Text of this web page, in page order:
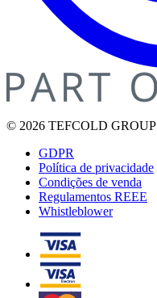
© 2026 TEFCOLD GROUP
GDPR
Política de privacidade
Condições de venda
Regulamentos REEE
Whistleblower